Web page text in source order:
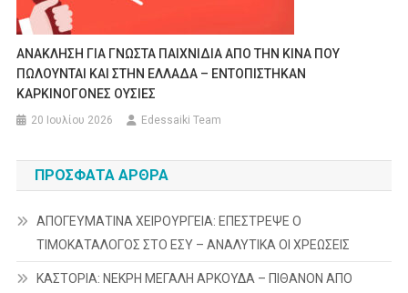
ΑΝΑΚΛΗΣΗ ΓΙΑ ΓΝΩΣΤΑ ΠΑΙΧΝΙΔΙΑ ΑΠΟ ΤΗΝ ΚΙΝΑ ΠΟΥ
ΠΩΛΟΥΝΤΑΙ ΚΑΙ ΣΤΗΝ ΕΛΛΑΔΑ – ΕΝΤΟΠΙΣΤΗΚΑΝ
ΚΑΡΚΙΝΟΓΟΝΕΣ ΟΥΣΙΕΣ
20 Ιουλίου 2026 Edessaiki Team
ΠΡΌΣΦΑΤΑ ΆΡΘΡΑ
ΑΠΟΓΕΥΜΑΤΙΝΑ ΧΕΙΡΟΥΡΓΕΙΑ: ΕΠΕΣΤΡΕΨΕ Ο
ΤΙΜΟΚΑΤΑΛΟΓΟΣ ΣΤΟ ΕΣΥ – ΑΝΑΛΥΤΙΚΑ ΟΙ ΧΡΕΩΣΕΙΣ
ΚΑΣΤΟΡΙΑ: ΝΕΚΡΗ ΜΕΓΑΛΗ ΑΡΚΟΥΔΑ – ΠΙΘΑΝΟΝ ΑΠΟ